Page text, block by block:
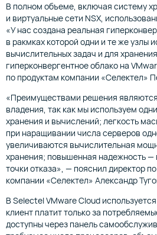
В полном объеме, включая систему
и виртуальные сети NSX,
«У нас создана реальная
в ракмках которой одни и те же узлы
вычислительных задач и для
гиперконвергентное облако на
по продуктам компании «Селектел»
«Преимуществами решения
владения, так как мы используем
хранения и вычислений; легкость
при наращивании числа серверов
увеличиваются вычислительная
хранения; повышенная надежность —
точки отказа», — пояснил директор
компании «Селектел» Александр
В Selectel VMware Cloud
клиент платит только за
доступны через панель